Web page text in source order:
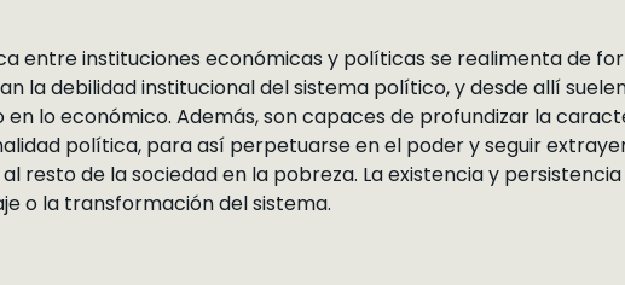
entre instituciones económicas y políticas se realimenta de
la debilidad institucional del sistema político, y desde allí
lo económico. Además, son capaces de profundizar la
política, para así perpetuarse en el poder y seguir
resto de la sociedad en la pobreza. La existencia y
o la transformación del sistema.